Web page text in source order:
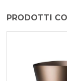
entro 3-5
A causa di
prime
saranno
PRODOTTI